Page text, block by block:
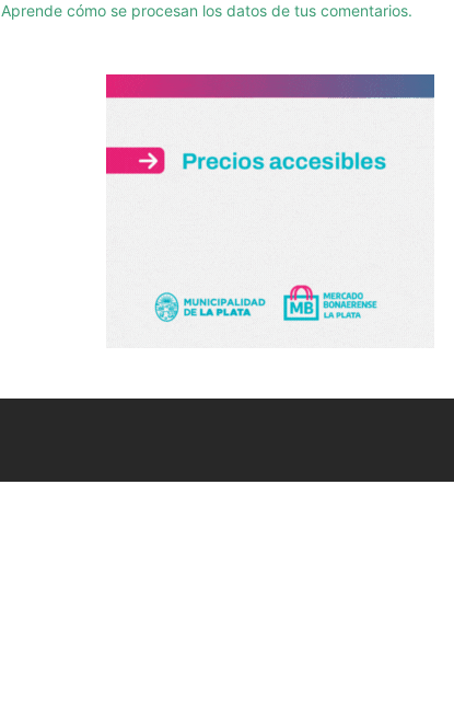
Aprende cómo se procesan los datos de tus comentarios.